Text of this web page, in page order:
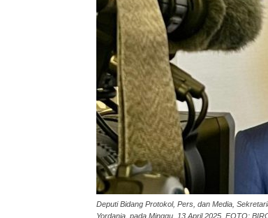
Deputi Bidang Protokol, Pers, dan Media,
Yordania, pada Minggu, 13 April 2025. FOTO: